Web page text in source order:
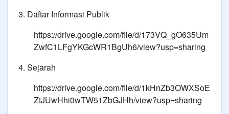
3. Daftar Informasi Publik
https://drive.google.com/file/d/173VQ_gO635Um
ZwfC1LFgYKGcWR1BgUh6/view?usp=sharing
4. Sejarah
https://drive.google.com/file/d/1kHnZb3OWXSoE
ZtJUwHhi0wTW51ZbGJHh/view?usp=sharing